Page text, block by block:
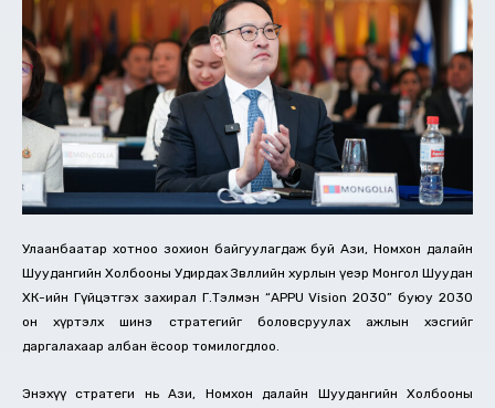
Улаанбаатар хотноо зохион байгуулагдаж буй Ази, Номхон далайн
Шуудангийн Холбооны Удирдах Зөвлөлийн хурлын үеэр Монгол Шуудан
ХК-ийн Гүйцэтгэх захирал Г.Тэлмэн “APPU Vision 2030” буюу 2030
он хүртэлх шинэ стратегийг боловсруулах ажлын хэсгийг
даргалахаар албан ёсоор томилогдлоо.
Энэхүү стратеги нь Ази, Номхон далайн Шуудангийн Холбооны